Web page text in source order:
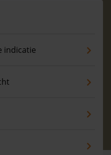
-18:00
indicatie